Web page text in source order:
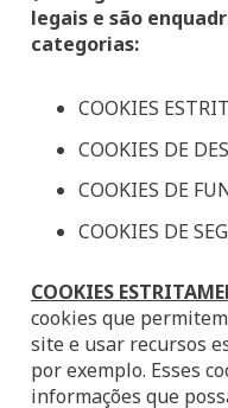
legais e são
categorias:
COOKIES
COOKIES DE
COOKIES DE
COOKIES DE
COOKIES
cookies que
site e usar recursos
por exemplo. Esses
informações que